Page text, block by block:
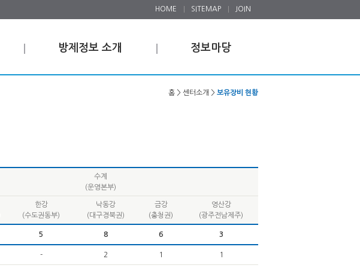
HOME SITEMAP JOIN
방제정보 소개 정보마당
홈 > 센터소개 > 보유장비 현황
수계
(운영본부)
한강
(수도권동부)
낙동강
(대구경북권)
금강
(충청권)
영산강
(광주전남제주)
5 8 6 3
- 2 1 1